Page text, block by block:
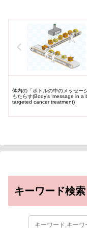
体内の「ボトルの中のメッセー
もたらす(Body’s ‘message in a
targeted cancer treatment)
キーワード検索